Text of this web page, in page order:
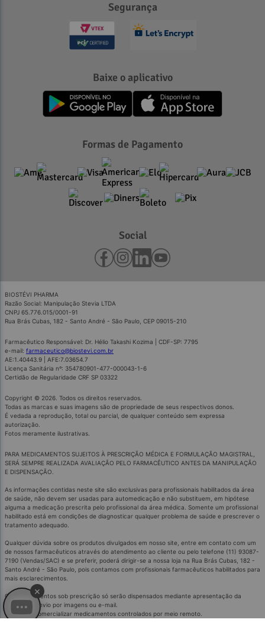
×
Segurança
Baixe o aplicativo
Formas de Pagamento
Social
BIOSTÉVI PHARMA
Razão Social: Manipulação Stevia LTDA
CNPJ 65.776.015/0001-91
Rua Brás Cubas, 182 - Santo André - São Paulo, CEP 09015-210
Farmacêutico Responsável: Dr. Hélio Takashi Kozima | CDF-SP: 7795
e-mail: farmaceutico@biostevi.com.br
AE:1.40443.9 | AFE:7.03654.7
Licença Sanitária nº: 354780901-477-000043-1-6
Certidão de Regularidade CRF SP 03322
Copyright © 2026. Todos os direitos reservados.
Todas as marcas e suas imagens são de propriedade de seus respectivos donos.
É vedada a reprodução, total ou parcial, de qualquer conteúdo sem expressa
autorização.
Fotos meramente ilustrativas.
PARA MEDICAMENTOS SUJEITOS À PRESCRIÇÃO MÉDICA E FORMULAÇÃO MAGISTRAL,
SERÁ SEMPRE REALIZADA AVALIAÇÃO PELO FARMACÊUTICO ANTES DA MANIPULAÇÃO
E DISPENSAÇÃO.
As informações contidas neste site são exclusivas para profissionais habilitados da área
de saúde, não devem ser usadas para automedicação e não substituem, em hipótese
alguma a medicação prescrita pelo profissional da área médica. Somente um profissional
habilitado está em condições de diagnosticar qualquer problema de saúde e prescrever o
tratamento adequado.
Qualquer dúvida sobre os produtos divulgados em nosso site, entre em contato com um
de nossos farmacêuticos através do atendimento ao cliente ou pelo telefone (11) 93087-
7190 (Vendas/SAC) e se preferir, poderá dirigir-se a nossa loja na Rua Brás Cubas, 182 -
Santo André - São Paulo, pois contamos com profissionais farmacêuticos habilitados para
mais esclarecimentos.
Os medicamentos sob prescrição só serão dispensados mediante apresentação da
receita ou envio por imagens ou e-mail.
É proibido comercializar medicamentos controlados por meio remoto.